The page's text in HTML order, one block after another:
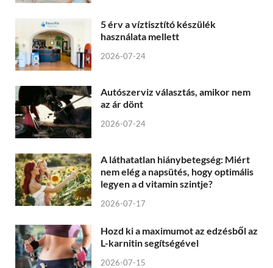
5 érv a víztisztító készülék
használata mellett
2026-07-24
Autószerviz választás, amikor nem
az ár dönt
2026-07-24
A láthatatlan hiánybetegség: Miért
nem elég a napsütés, hogy optimális
legyen a d vitamin szintje?
2026-07-17
Hozd ki a maximumot az edzésből az
L-karnitin segítségével
2026-07-15